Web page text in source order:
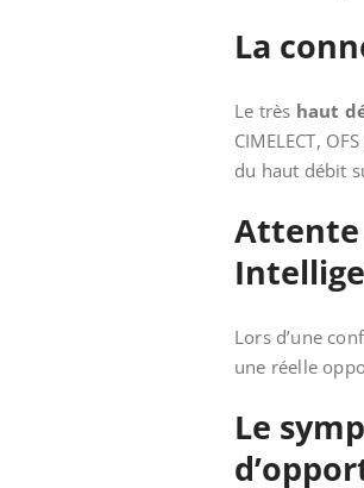
La
Le très haut
CIMELECT,
du haut débit
Attente
Lors d’une
une réelle
Le